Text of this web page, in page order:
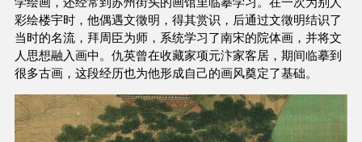
彩绘楼宇时，他偶遇文徵明，得其赏识，后通过文徵明结识了
当时的名流，拜周臣为师，系统学习了南宋的院体画，并将文
人思想融入画中。仇英曾在收藏家项元汴家客居，期间临摹到
很多古画，这段经历也为他形成自己的画风奠定了基础。